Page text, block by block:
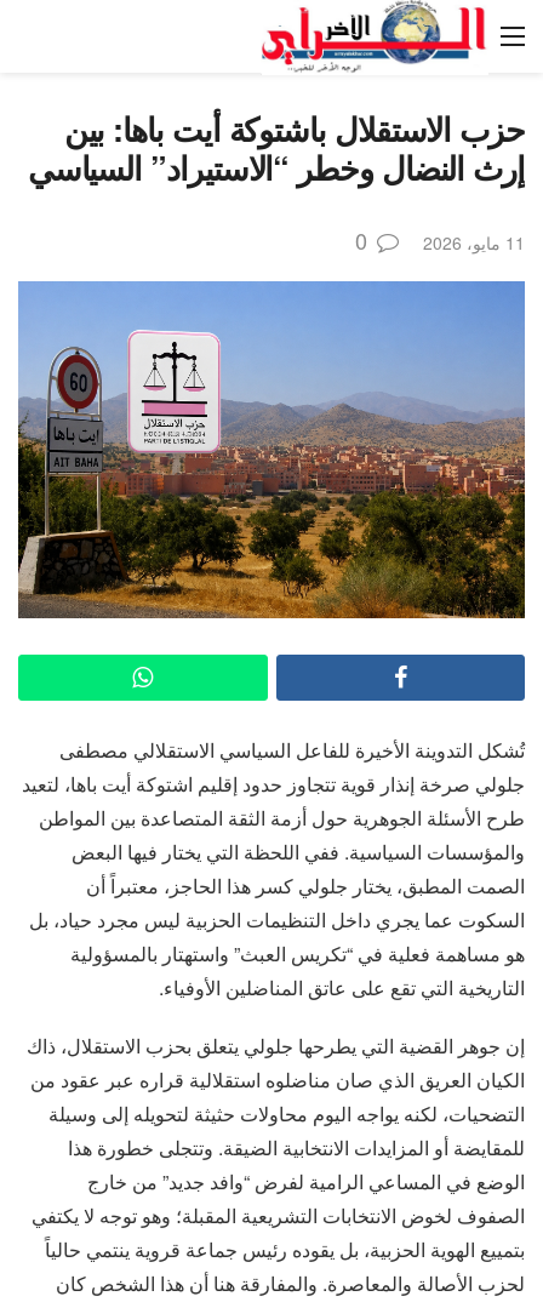
حزب الاستقلال باشتوكة أيت باها: بين
إرث النضال وخطر “الاستيراد” السياسي
11 مايو، 2026 0
تُشكل التدوينة الأخيرة للفاعل السياسي الاستقلالي مصطفى
جلولي صرخة إنذار قوية تتجاوز حدود إقليم اشتوكة أيت باها، لتعيد
طرح الأسئلة الجوهرية حول أزمة الثقة المتصاعدة بين المواطن
والمؤسسات السياسية. ففي اللحظة التي يختار فيها البعض
الصمت المطبق، يختار جلولي كسر هذا الحاجز، معتبراً أن
السكوت عما يجري داخل التنظيمات الحزبية ليس مجرد حياد، بل
هو مساهمة فعلية في “تكريس العبث” واستهتار بالمسؤولية
التاريخية التي تقع على عاتق المناضلين الأوفياء.
إن جوهر القضية التي يطرحها جلولي يتعلق بحزب الاستقلال، ذاك
الكيان العريق الذي صان مناضلوه استقلالية قراره عبر عقود من
التضحيات، لكنه يواجه اليوم محاولات حثيثة لتحويله إلى وسيلة
للمقايضة أو المزايدات الانتخابية الضيقة. وتتجلى خطورة هذا
الوضع في المساعي الرامية لفرض “وافد جديد” من خارج
الصفوف لخوض الانتخابات التشريعية المقبلة؛ وهو توجه لا يكتفي
بتمييع الهوية الحزبية، بل يقوده رئيس جماعة قروية ينتمي حالياً
لحزب الأصالة والمعاصرة. والمفارقة هنا أن هذا الشخص كان